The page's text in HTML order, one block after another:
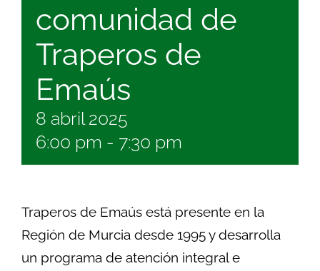
comunidad de
Traperos de
Emaús
8 abril 2025
6:00 pm - 7:30 pm
Traperos de Emaús está presente en la
Región de Murcia desde 1995 y desarrolla
un programa de atención integral e